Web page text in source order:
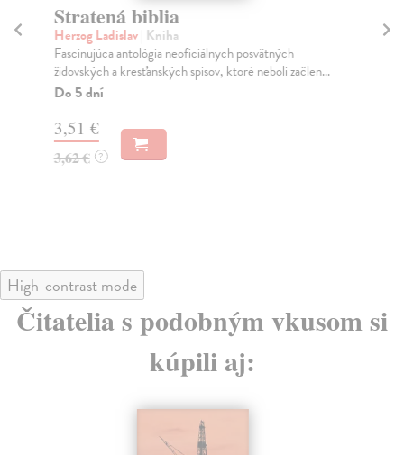
Stratená biblia
Herzog Ladislav| Kniha
Fascinujúca antológia neoficiálnych posvätných
židovských a kresťanských spisov, ktoré neboli začlen...
Do 5 dní
3,51 €
3,62 € ?
High-contrast mode
Čitatelia s podobným vkusom si
kúpili aj: